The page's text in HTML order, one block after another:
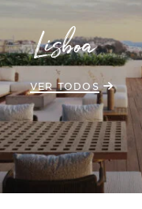
Lisboa
VER TODOS